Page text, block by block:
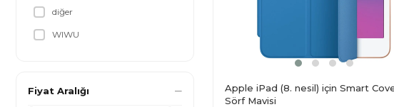
diğer
WIWU
Fiyat Aralığı
Apple iPad (8. nesil) için Smart
Sörf Mavisi